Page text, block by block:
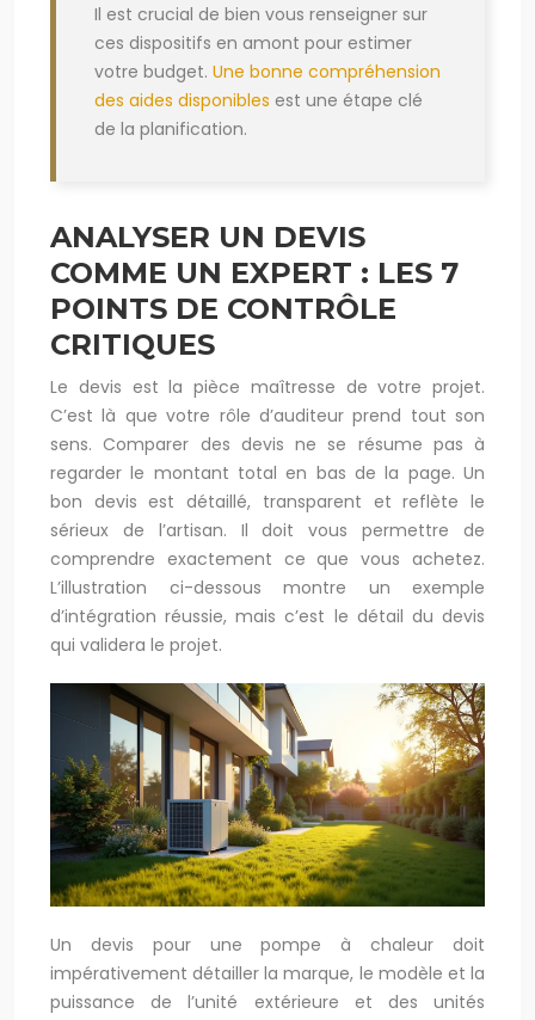
Il est crucial de bien vous renseigner sur
ces dispositifs en amont pour estimer
votre budget. Une bonne compréhension
des aides disponibles est une étape clé
de la planification.
ANALYSER UN DEVIS
COMME UN EXPERT : LES 7
POINTS DE CONTRÔLE
CRITIQUES
Le devis est la pièce maîtresse de votre projet.
C’est là que votre rôle d’auditeur prend tout son
sens. Comparer des devis ne se résume pas à
regarder le montant total en bas de la page. Un
bon devis est détaillé, transparent et reflète le
sérieux de l’artisan. Il doit vous permettre de
comprendre exactement ce que vous achetez.
L’illustration ci-dessous montre un exemple
d’intégration réussie, mais c’est le détail du devis
qui validera le projet.
Un devis pour une pompe à chaleur doit
impérativement détailler la marque, le modèle et la
puissance de l’unité extérieure et des unités